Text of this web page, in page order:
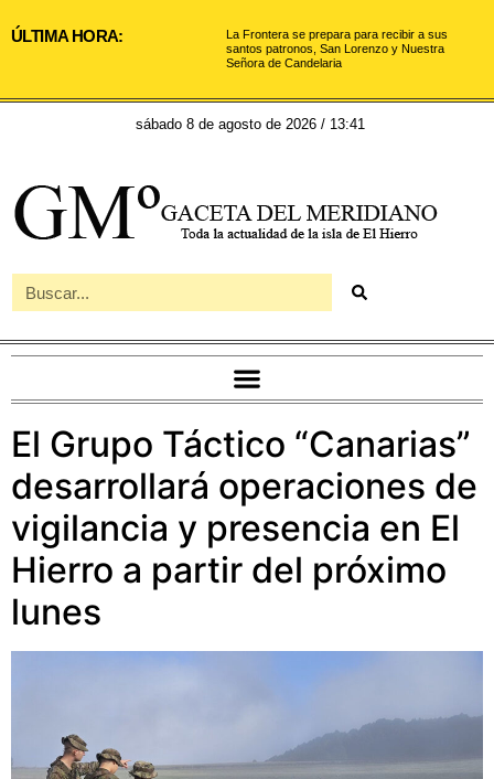
ÚLTIMA HORA:
La Frontera se prepara para recibir a sus
santos patronos, San Lorenzo y Nuestra
Señora de Candelaria
sábado 8 de agosto de 2026 / 13:41
El Grupo Táctico “Canarias”
desarrollará operaciones de
vigilancia y presencia en El
Hierro a partir del próximo
lunes